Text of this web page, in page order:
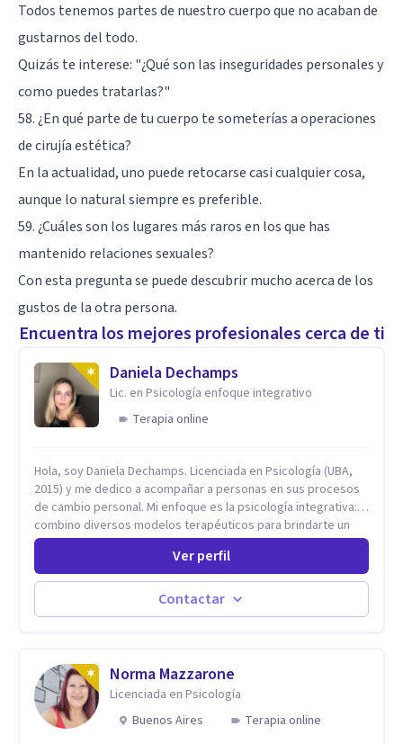
Todos tenemos partes de nuestro cuerpo que no acaban de
gustarnos del todo.
Quizás te interese: "¿Qué son las inseguridades personales y
como puedes tratarlas?"
58. ¿En qué parte de tu cuerpo te someterías a operaciones
de cirujía estética?
En la actualidad, uno puede retocarse casi cualquier cosa,
aunque lo natural siempre es preferible.
59. ¿Cuáles son los lugares más raros en los que has
mantenido relaciones sexuales?
Con esta pregunta se puede descubrir mucho acerca de los
gustos de la otra persona.
Encuentra los mejores profesionales cerca de ti
Daniela Dechamps
Lic. en Psicología enfoque integrativo
Terapia online
Hola, soy Daniela Dechamps. Licenciada en Psicología (UBA,
2015) y me dedico a acompañar a personas en sus procesos
de cambio personal. Mi enfoque es la psicología integrativa:
combino diversos modelos terapéuticos para brindarte un
espacio humano, seguro y libre de juicios, donde construimos
juntas las herramientas prácticas que necesitas para tu
bienestar en el día a día. Aunque mi formación inicial es en
Terapia Cognitiva, he incorporado enfoques como el
Mindfulness y la Terapia de Aceptación y Compromiso (ACT),
Europa y Asia). Además, colaboré como psicóloga en
Televisión Canaria, conectando con la realidad de las islas.
Mis servicios son 100% online y accesibles. Si buscas un
espacio de escucha profesional y orientado a resultados,
Ver perfil
Contactar
Norma Mazzarone
Licenciada en Psicología
Buenos Aires
Terapia online